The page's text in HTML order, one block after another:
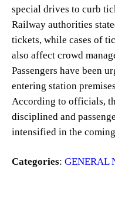
special drives to curb
Railway authorities
tickets, while cases of
also affect crowd
Passengers have been
entering station
According to officials,
disciplined and
intensified in the
Categories: GENERAL